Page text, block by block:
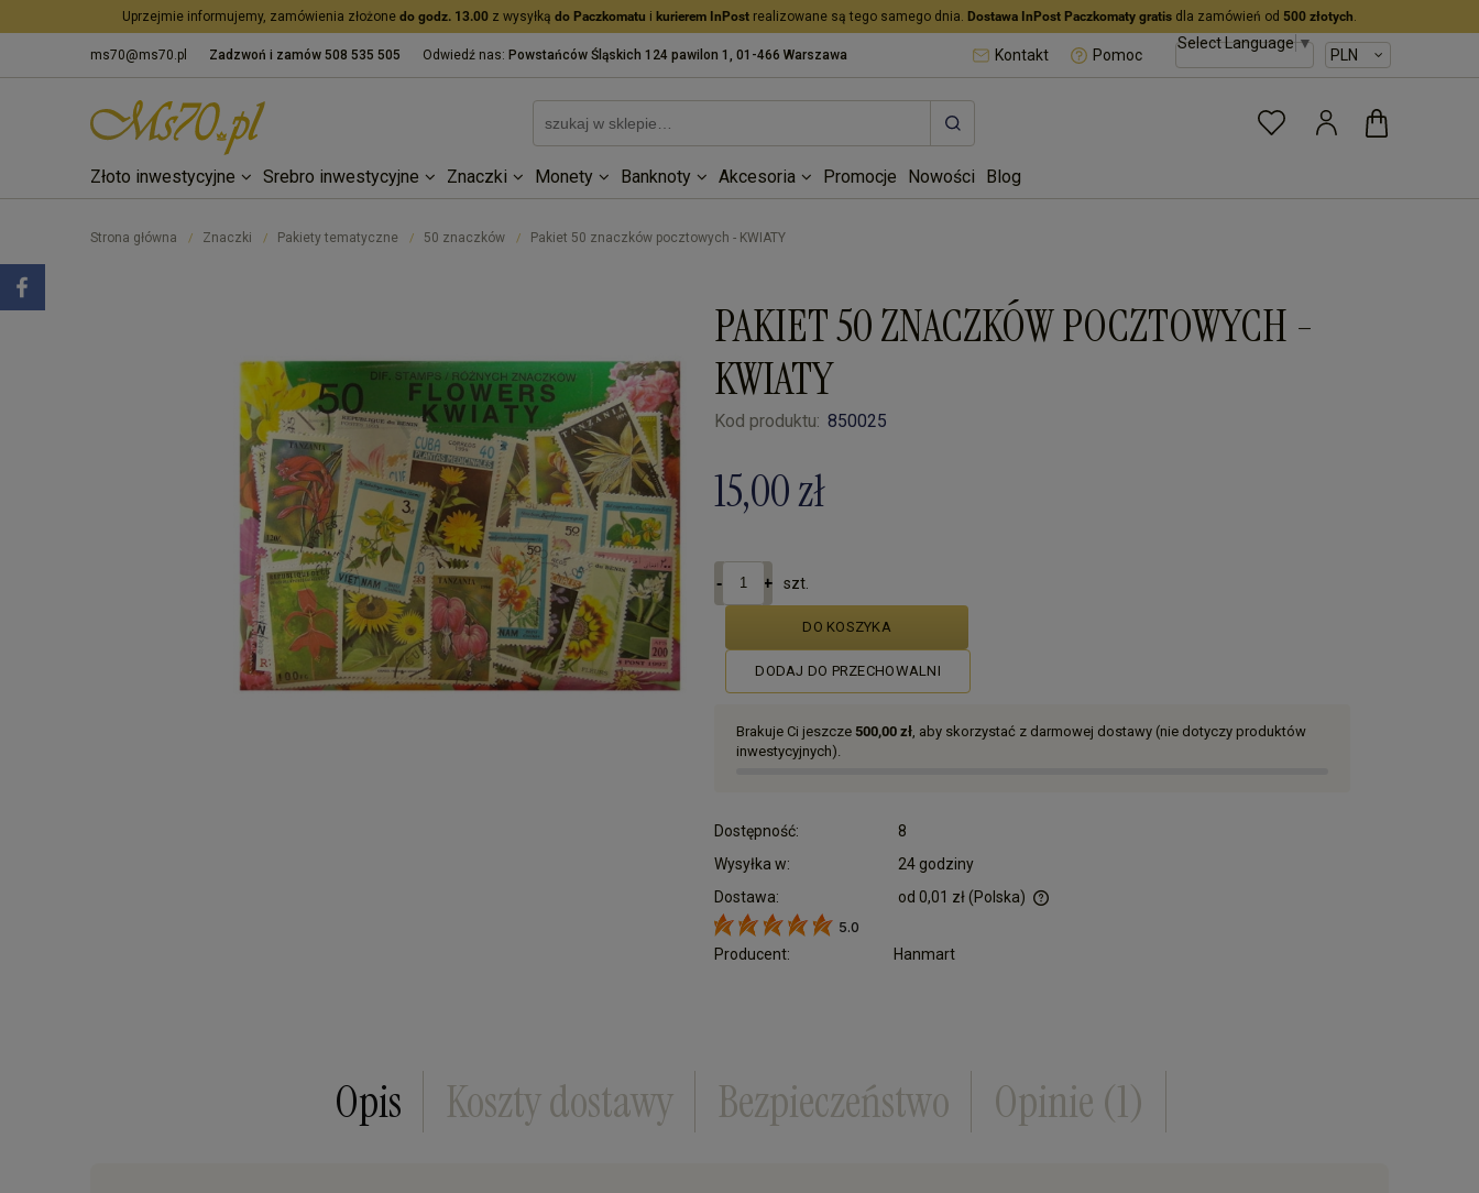
Uprzejmie informujemy, zamówienia złożone do godz. 13.00 z wysyłką do Paczkomatu i kurierem InPost realizowane są tego samego dnia. Dostawa InPost Paczkomaty gratis dla zamówień od 500 złotych.
Select Language▼
ms70@ms70.pl Zadzwoń i zamów 508 535 505 Odwiedź nas: Powstańców Śląskich 124 pawilon 1, 01-466 Warszawa Kontakt Pomoc
Złoto inwestycyjne Srebro inwestycyjne Znaczki Monety Banknoty Akcesoria Promocje Nowości Blog
Strona główna / Znaczki / Pakiety tematyczne / 50 znaczków / Pakiet 50 znaczków pocztowych - KWIATY
PAKIET 50 ZNACZKÓW POCZTOWYCH -
KWIATY
Kod produktu: 850025
15,00 zł
szt.
DO KOSZYKA
DODAJ DO PRZECHOWALNI
Brakuje Ci jeszcze 500,00 zł , aby skorzystać z darmowej dostawy (nie dotyczy produktów
inwestycyjnych).
Dostępność:
8
Wysyłka w:
24 godziny
Dostawa:
od 0,01 zł(Polska)
Cena nie zawiera ewentualnych kosztów płatności
5.0
Producent: Hanmart
Opis Koszty dostawy Bezpieczeństwo Opinie (1)